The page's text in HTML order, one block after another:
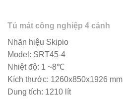
Tủ mát công nghiệp 4 cánh
Nhãn hiệu Skipio
Model: SRT45-4
Nhiệt độ: 1 ~8℃
Kích thước: 1260x850x1926 mm
Dung tích: 1210 lít